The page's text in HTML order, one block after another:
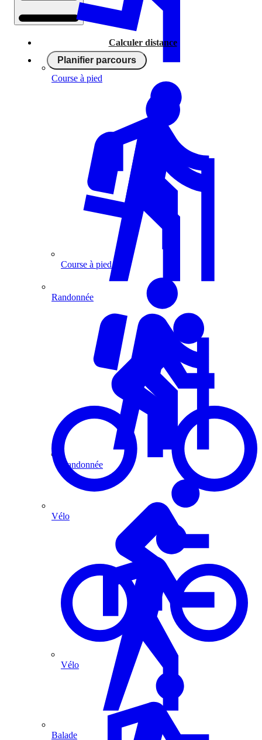
Calculer distance
Planifier parcours
Course à pied
Randonnée
Vélo
Course à pied
Randonnée
Vélo
Balade